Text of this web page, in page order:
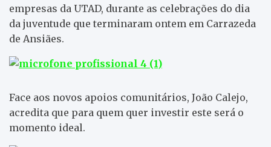
empresas da UTAD, durante as celebrações do dia
da juventude que terminaram ontem em Carrazeda
de Ansiães.
Face aos novos apoios comunitários, João Calejo,
acredita que para quem quer investir este será o
momento ideal.